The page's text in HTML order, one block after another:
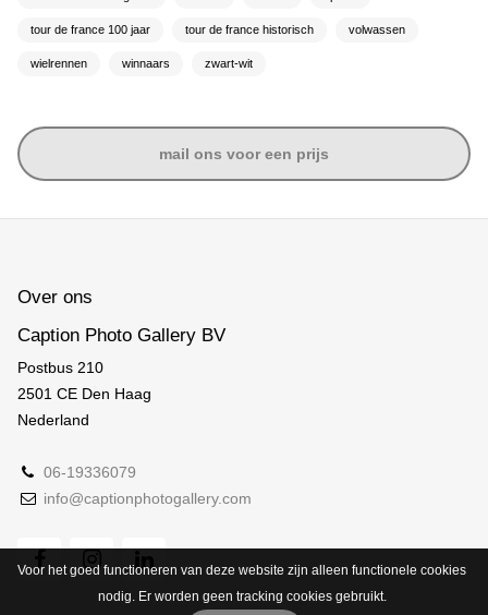
tour de france 100 jaar tour de france historisch volwassen
wielrennen winnaars zwart-wit
mail ons voor een prijs
Over ons
Caption Photo Gallery BV
Postbus 210
2501 CE Den Haag
Nederland
06-19336079
info@captionphotogallery.com
Voor het goed functioneren van deze website zijn alleen functionele cookies
nodig. Er worden geen tracking cookies gebruikt.